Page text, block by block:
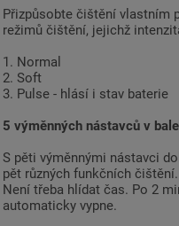
Přizpůsobte čištění vlastním
režimů čištění, jejichž
1. Normal
2. Soft
3. Pulse - hlásí i stav baterie
5 výměnných nástavců v
S pěti výměnnými nástavci
pět různých funkčních čištění.
Není třeba hlídat čas. Po 2
automaticky vypne.